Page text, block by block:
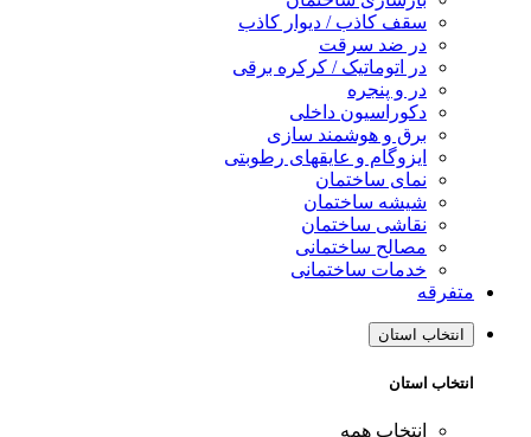
سقف کاذب / دیوار کاذب
در ضد سرقت
در اتوماتیک / کرکره برقی
در و پنجره
دکوراسیون داخلی
برق و هوشمند سازی
ایزوگام و عایقهای رطوبتی
نمای ساختمان
شیشه ساختمان
نقاشی ساختمان
مصالح ساختمانی
خدمات ساختمانی
متفرقه
انتخاب استان
انتخاب استان
انتخاب همه